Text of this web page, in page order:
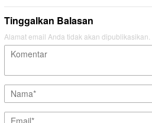
Tinggalkan Balasan
Alamat email Anda tidak akan dipublikasikan.